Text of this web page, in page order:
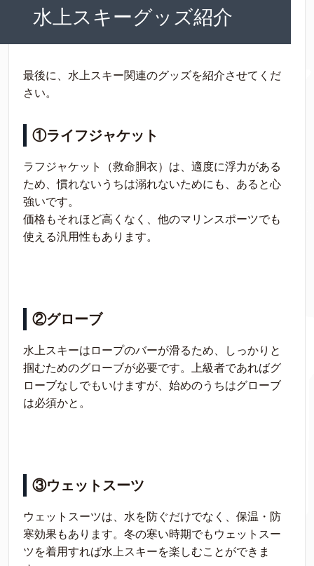
水上スキーグッズ紹介
最後に、水上スキー関連のグッズを紹介させてくだ
さい。
①ライフジャケット
ラフジャケット（救命胴衣）は、適度に浮力がある
ため、慣れないうちは溺れないためにも、あると心
強いです。
価格もそれほど高くなく、他のマリンスポーツでも
使える汎用性もあります。
②グローブ
水上スキーはロープのバーが滑るため、しっかりと
掴むためのグローブが必要です。上級者であればグ
ローブなしでもいけますが、始めのうちはグローブ
は必須かと。
③ウェットスーツ
ウェットスーツは、水を防ぐだけでなく、保温・防
寒効果もあります。冬の寒い時期でもウェットスー
ツを着用すれば水上スキーを楽しむことができま